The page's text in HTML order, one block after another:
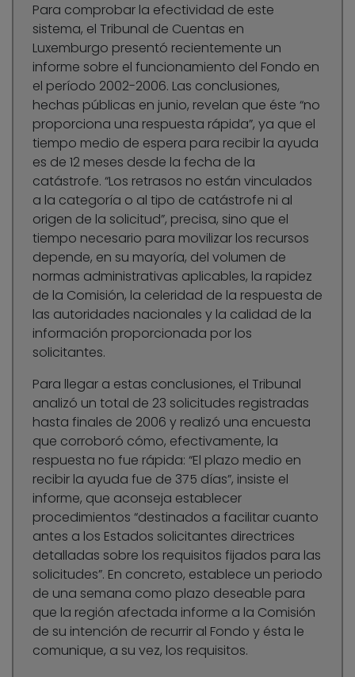
Para comprobar la efectividad de este
sistema, el Tribunal de Cuentas en
Luxemburgo presentó recientemente un
informe sobre el funcionamiento del Fondo en
el período 2002-2006. Las conclusiones,
hechas públicas en junio, revelan que éste “no
proporciona una respuesta rápida”, ya que el
tiempo medio de espera para recibir la ayuda
es de 12 meses desde la fecha de la
catástrofe. “Los retrasos no están vinculados
a la categoría o al tipo de catástrofe ni al
origen de la solicitud”, precisa, sino que el
tiempo necesario para movilizar los recursos
depende, en su mayoría, del volumen de
normas administrativas aplicables, la rapidez
de la Comisión, la celeridad de la respuesta de
las autoridades nacionales y la calidad de la
información proporcionada por los
solicitantes.
Para llegar a estas conclusiones, el Tribunal
analizó un total de 23 solicitudes registradas
hasta finales de 2006 y realizó una encuesta
que corroboró cómo, efectivamente, la
respuesta no fue rápida: “El plazo medio en
recibir la ayuda fue de 375 días”, insiste el
informe, que aconseja establecer
procedimientos “destinados a facilitar cuanto
antes a los Estados solicitantes directrices
detalladas sobre los requisitos fijados para las
solicitudes”. En concreto, establece un periodo
de una semana como plazo deseable para
que la región afectada informe a la Comisión
de su intención de recurrir al Fondo y ésta le
comunique, a su vez, los requisitos.